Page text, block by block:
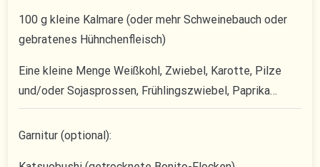
100 g kleine Kalmare (oder mehr Schweinebauch oder
gebratenes Hühnchenfleisch)
Eine kleine Menge Weißkohl, Zwiebel, Karotte, Pilze
und/oder Sojasprossen, Frühlingszwiebel, Paprika…
Garnitur (optional):